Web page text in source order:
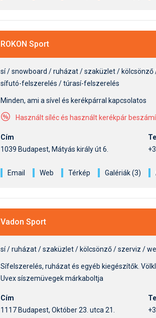
ROKON Sport
sí / snowboard / ruházat / szaküzlet /
sífutó-felszerelés / túrasí-felszerelés
Minden, ami a sível és kerékpárral kapcsolatos
Használt síléc és használt kerékpár
Cím
1039 Budapest, Mátyás király út 6.
Email Web Térkép Galériák (3)
Vadon Sport
sí / ruházat / szaküzlet / kölcsönző / szerviz /
Sífelszerelés, ruházat és egyéb kiegészítők.
Uvex síszemüvegek márkaboltja
Cím
1117 Budapest, Október 23. utca 21.